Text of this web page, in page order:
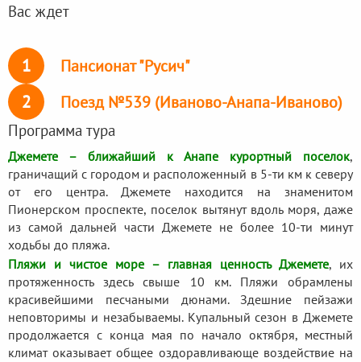
Вас ждет
1 Пансионат "Русич"
2 Поезд №539 (Иваново-Анапа-Иваново)
Программа тура
Джемете – ближайший к Анапе курортный поселок,
граничащий с городом и расположенный в 5-ти км к северу
от его центра. Джемете находится на знаменитом
Пионерском проспекте, поселок вытянут вдоль моря, даже
из самой дальней части Джемете не более 10-ти минут
ходьбы до пляжа.
Пляжи и чистое море – главная ценность Джемете, их
протяженность здесь свыше 10 км. Пляжи обрамлены
красивейшими песчаными дюнами. Здешние пейзажи
неповторимы и незабываемы. Купальный сезон в Джемете
продолжается с конца мая по начало октября, местный
климат оказывает общее оздоравливающе воздействие на